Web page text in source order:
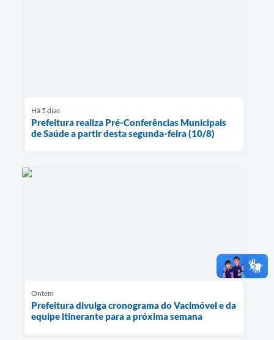
Há 5 dias
Prefeitura realiza Pré-Conferências Municipais
de Saúde a partir desta segunda-feira (10/8)
Ontem
Prefeitura divulga cronograma do Vacimóvel e da
equipe itinerante para a próxima semana